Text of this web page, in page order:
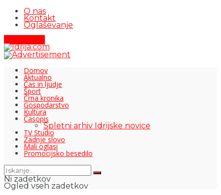
O nas
Kontakt
Oglaševanje
Domov
Aktualno
Čas in ljudje
Šport
Črna kronika
Gospodarstvo
Kultura
Časopis
Spletni arhiv Idrijske novice
TV Studio
Zadnje slovo
Mali oglasi
Promocijsko besedilo
Ni zadetkov
Ogled vseh zadetkov